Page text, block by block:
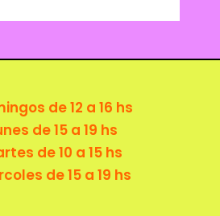
de 12 a 16 hs
de 15 a 19 hs
de 10 a 15 hs
de 15 a 19 hs